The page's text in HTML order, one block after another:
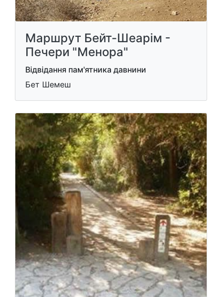
Маршрут Бейт-Шеарім -
Печери "Менора"
Відвідання пам'ятника давнини
Бет Шемеш